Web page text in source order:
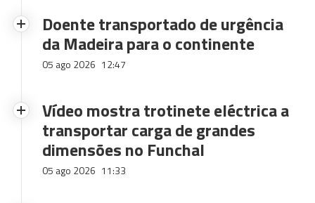
Doente transportado de urgência
da Madeira para o continente
05 ago 2026 12:47
Vídeo mostra trotinete eléctrica a
transportar carga de grandes
dimensões no Funchal
05 ago 2026 11:33